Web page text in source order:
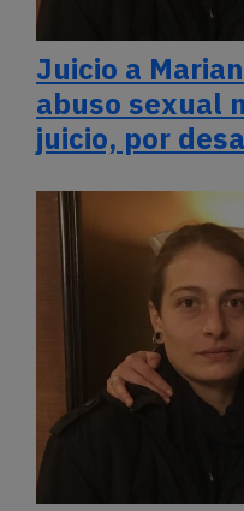
Juicio a
abuso sexual
juicio, por